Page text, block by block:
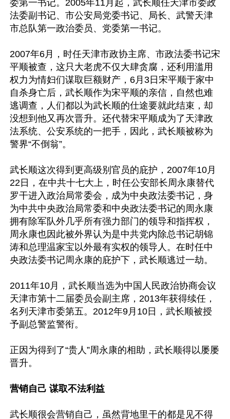
委第一书记。2005年11月起，武长顺任天津市委政
法委副书记、市公安局党委书记、局长、武警天津
市总队第一政治委员、党委第一书记。
2007年6月，时任天津市政协主席、市政法委书记宋
平顺被查，这只大老虎不仅大肆贪腐，还利用滥用
权力为情妇们谋取巨额财产，6月3日宋平顺于‬家中
自杀身亡后，武长顺作为宋平顺的亲信，自然也难
逃调查，人们都以为武长顺的仕途要就此结束，却
没想到他又再次晋升。还代替宋平顺成为了天津政
法系统、公安系统的一把手，因此，武长顺被称为
警界“不倒翁”。
武长顺这次得到更高级别官员的庇护，2007年10月
22日，在中共十七大上，时任公安部长周永康替代
罗干进入政治局常委会，成为中央政法委书记，身
为中共中央政治局常委和中央政法委书记的周永康
拥有除军队外几乎所有强力部门的领导和指挥权，
周永康也因此被外界认为是中共党内除总书记胡锦
涛和总理温家宝以外最有实权的领导人。在时任中
央政法委书记周永康的庇护下，武长顺逃过一劫。
2011年10月，武长顺当选为中国人民政治协商会议
天津市第十二届委员会副主席，2013年获得续任，
名列天津市委第五。2012年9月10日，武长顺被授
予副总警监警衔。
正因为得到了“贵人”周永康的相助，武长顺得以屡屡
晋升。
营销自己 谋取不法利益
武长顺很会营销自己，虽然背地里干的都是见不得